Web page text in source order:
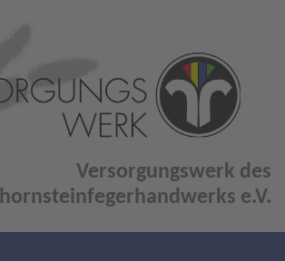
Versorgungswerk des
e.V.